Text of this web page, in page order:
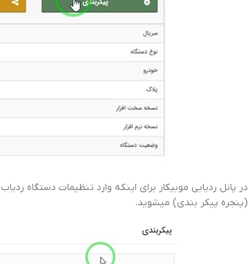
در پانل ردیابی موبیکار برای اینکه وارد تنظیمات دستگاه
(پنجره پیکر بندی) میشوید.